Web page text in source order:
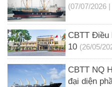
(07/07/2026 |
CBTT Điều
10 (26/05/
CBTT NQ
đại diện